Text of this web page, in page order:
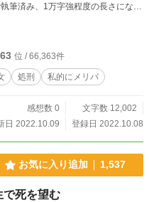
※小説家になろうにも掲載してい
位 / 66,363件
処刑 私的にメリバ
感想数 0
文字数 12,002
日 2022.10.09
登録日 2022.10.08
お気に入り追加 1,537
で死を望む